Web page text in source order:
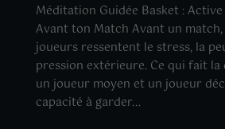
Méditation Guidée Basket :
Avant ton Match Avant un
joueurs ressentent le stress, la
pression extérieure. Ce qui fait
un joueur moyen et un joueur
capacité à garder...